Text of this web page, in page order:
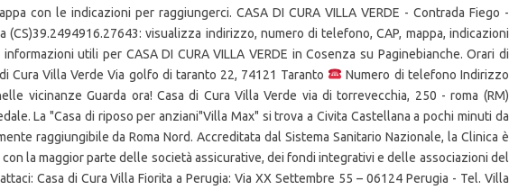
con le indicazioni per raggiungerci. CASA DI CURA VILLA VERDE - Contrada Fiego -
(CS)39.2494916.27643: visualizza indirizzo, numero di telefono, CAP, mappa, indicazioni
utili per CASA DI CURA VILLA VERDE in Cosenza su Paginebianche. Orari di
Cura Villa Verde Via golfo di taranto 22, 74121 Taranto
Numero di telefono Indirizzo
vicinanze Guarda ora! Casa di Cura Villa Verde via di torrevecchia, 250 - roma (RM)
La "Casa di riposo per anziani"Villa Max" si trova a Civita Castellana a pochi minuti da
raggiungibile da Roma Nord. Accreditata dal Sistema Sanitario Nazionale, la Clinica è
la maggior parte delle società assicurative, dei fondi integrativi e delle associazioni del
Casa di Cura Villa Fiorita a Perugia: Via XX Settembre 55 – 06124 Perugia - Tel. Villa